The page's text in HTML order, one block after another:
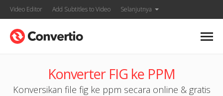
Video Editor Add Subtitles to Video Selanjutnya
Konverter FIG ke PPM
Konversikan file fig ke ppm secara online & gratis